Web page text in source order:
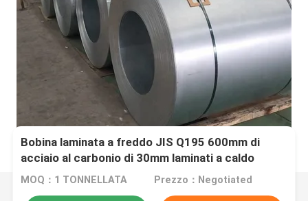
Bobina laminata a freddo JIS Q195 600mm di
acciaio al carbonio di 30mm laminati a caldo
MOQ：1 TONNELLATA Prezzo：Negotiated